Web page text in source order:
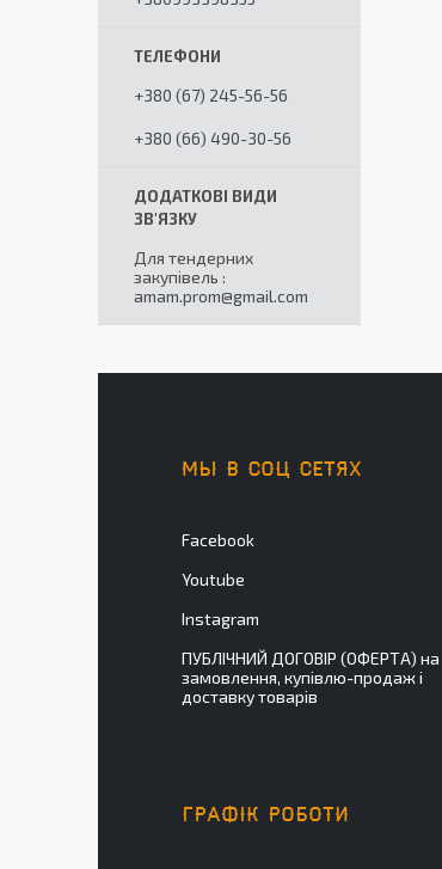
+380 (67) 245-56-56
+380 (66) 490-30-56
Для тендерних
закупівель
amam.prom@gmail.com
МЫ В СОЦ СЕТЯХ
Facebook
Youtube
Instagram
ПУБЛІЧНИЙ ДОГОВІР (ОФЕРТА) на
замовлення, купівлю-продаж і
доставку товарів
ГРАФІК РОБОТИ